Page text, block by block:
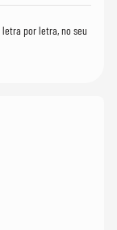
por letra, no seu